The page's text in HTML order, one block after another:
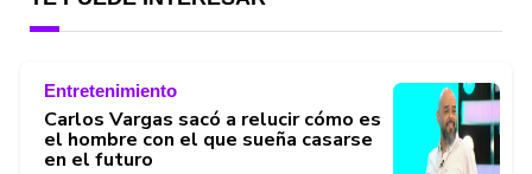
Entretenimiento
Carlos Vargas sacó a relucir cómo es
el hombre con el que sueña casarse
en el futuro